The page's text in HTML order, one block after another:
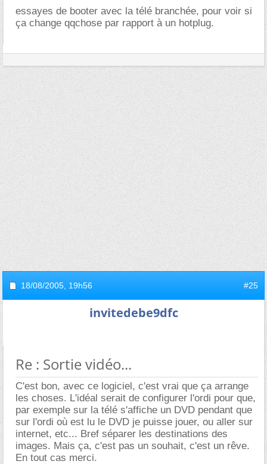
essayes de booter avec la télé branchée, pour voir si
ça change qqchose par rapport à un hotplug.
18/08/2005, 19h56 #25
invitedebe9dfc
Re : Sortie vidéo...
C'est bon, avec ce logiciel, c'est vrai que ça arrange
les choses. L'idéal serait de configurer l'ordi pour que,
par exemple sur la télé s'affiche un DVD pendant que
sur l'ordi où est lu le DVD je puisse jouer, ou aller sur
internet, etc... Bref séparer les destinations des
images. Mais ça, c'est pas un souhait, c'est un rêve.
En tout cas merci.